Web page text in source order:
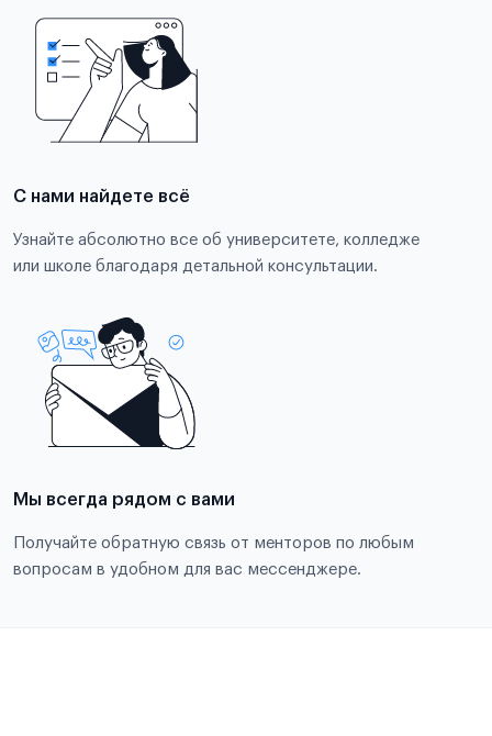
С нами найдете всё
Узнайте абсолютно все об университете, колледже
или школе благодаря детальной консультации.
Мы всегда рядом с вами
Получайте обратную связь от менторов по любым
вопросам в удобном для вас мессенджере.